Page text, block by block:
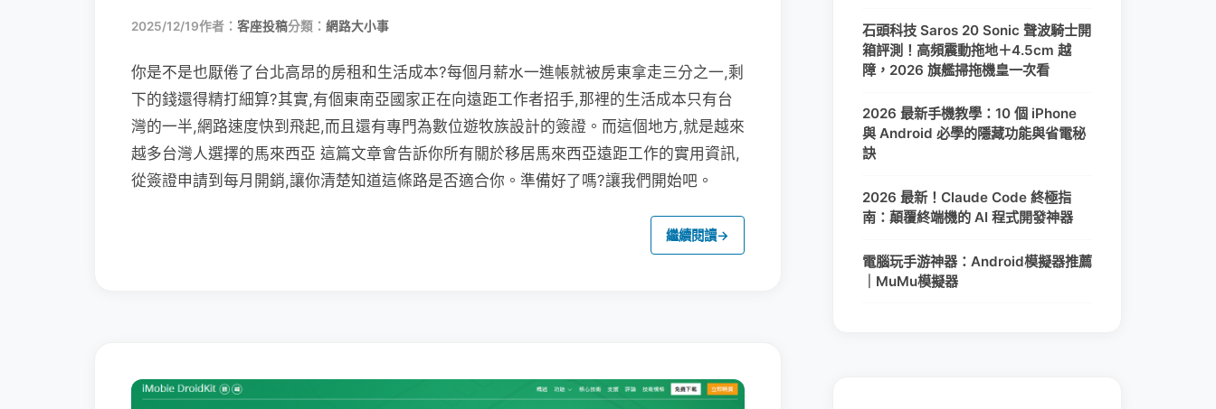
2025/12/19作者： 客座投稿分類： 網路大小事
你是不是也厭倦了台北高昂的房租和生活成本?每個月薪水一進帳就被房東拿走三分之一,剩
下的錢還得精打細算?其實,有個東南亞國家正在向遠距工作者招手,那裡的生活成本只有台
灣的一半,網路速度快到飛起,而且還有專門為數位遊牧族設計的簽證。而這個地方,就是越來
越多台灣人選擇的馬來西亞 這篇文章會告訴你所有關於移居馬來西亞遠距工作的實用資訊,
從簽證申請到每月開銷,讓你清楚知道這條路是否適合你。準備好了嗎?讓我們開始吧。
繼續閱讀→
石頭科技 Saros 20 Sonic 聲波騎士開
箱評測！高頻震動拖地＋4.5cm 越
障，2026 旗艦掃拖機皇一次看
2026 最新手機教學：10 個 iPhone
與 Android 必學的隱藏功能與省電秘
訣
2026 最新！Claude Code 終極指
南：顛覆終端機的 AI 程式開發神器
電腦玩手游神器：Android模擬器推薦
｜MuMu模擬器